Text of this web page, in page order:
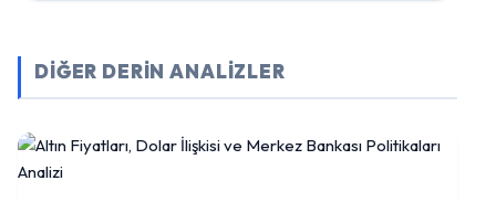
DİĞER DERİN ANALİZLER